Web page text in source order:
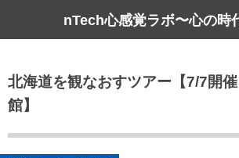
nTech心感覚ラボ〜心の時
北海道を観なおすツアー【7/7開
館】